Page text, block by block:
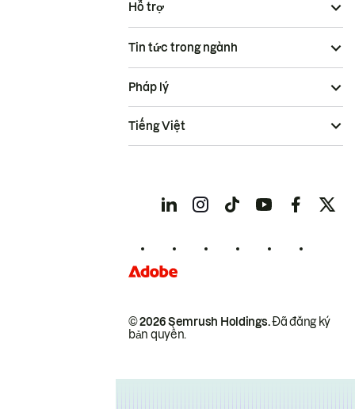
Hỗ trợ
Tin tức trong ngành
© 2026 Semrush Holdings.Đã đăng ký
bản quyền.
Pháp lý
Tiếng Việt